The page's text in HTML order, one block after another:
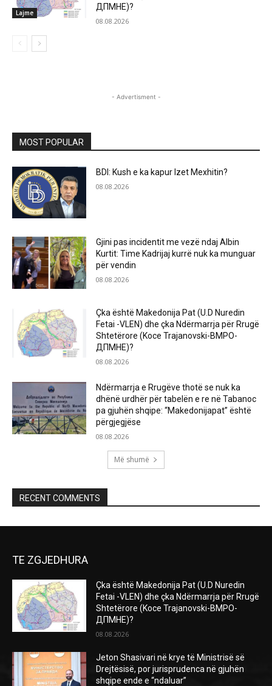
Lajme
ДПМНЕ)?
08.08.2026
- Advertisment -
MOST POPULAR
BDI: Kush e ka kapur Izet Mexhitin?
08.08.2026
Gjini pas incidentit me vezë ndaj Albin
Kurtit: Time Kadrijaj kurrë nuk ka munguar
për vendin
08.08.2026
Çka është Makedonija Pat (U.D Nuredin
Fetai -VLEN) dhe çka Ndërmarrja për Rrugë
Shtetërore (Koce Trajanovski-ВМРО-
ДПМНЕ)?
08.08.2026
Ndërmarrja e Rrugëve thotë se nuk ka
dhënë urdhër për tabelën e re në Tabanoc
pa gjuhën shqipe: “Makedonijapat” është
përgjegjëse
08.08.2026
Më shumë
RECENT COMMENTS
TE ZGJEDHURA
Çka është Makedonija Pat (U.D Nuredin
Fetai -VLEN) dhe çka Ndërmarrja për Rrugë
Shtetërore (Koce Trajanovski-ВМРО-
ДПМНЕ)?
08.08.2026
Jeton Shasivari në krye të Ministrisë së
Drejtësisë, por jurisprudenca në gjuhën
shqipe ende e “ndaluar”